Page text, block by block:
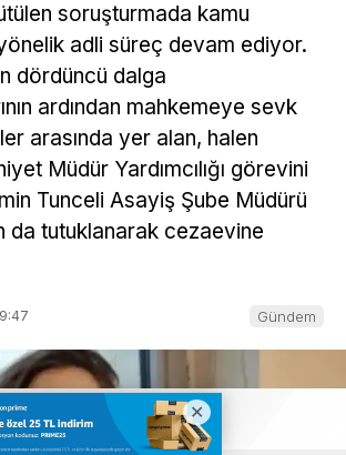
Türkiye’nin gündemindeki rezil olay için gereken yapıldı…
soruşturmada kamu
adli süreç devam ediyor.
dördüncü dalga
ardından mahkemeye sevk
arasında yer alan, halen
Müdür Yardımcılığı görevini
Tunceli Asayiş Şube Müdürü
da tutuklanarak cezaevine
Gündem
yeni özellik geldi